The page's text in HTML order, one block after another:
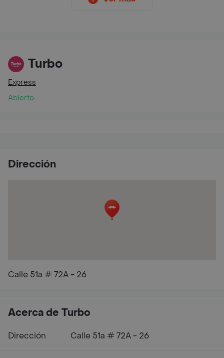
Turbo
Express
Abierto
Dirección
Calle 51a # 72A - 26
Acerca de Turbo
Dirección Calle 51a # 72A - 26